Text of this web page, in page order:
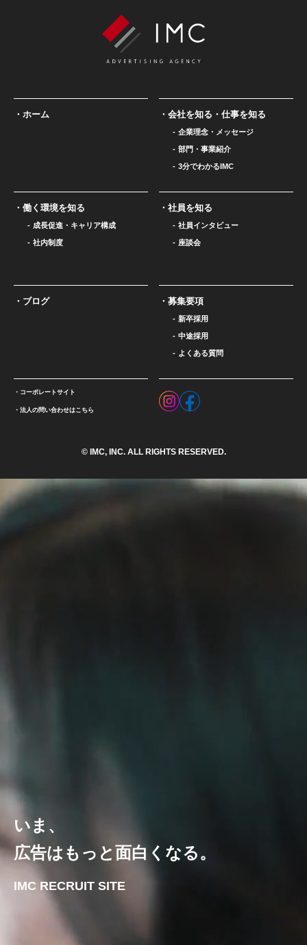
ホーム 会社を知る・仕事を知る
企業理念・メッセージ
部門・事業紹介
3分でわかるIMC
働く環境を知る
成長促進・キャリア構成
社内制度
社員を知る
社員インタビュー
座談会
ブログ 募集要項
新卒採用
中途採用
よくある質問
コーポレートサイト
法人の問い合わせはこちら
© IMC, INC. ALL RIGHTS RESERVED.
いま、
広告はもっと面白くなる。
IMC RECRUIT SITE